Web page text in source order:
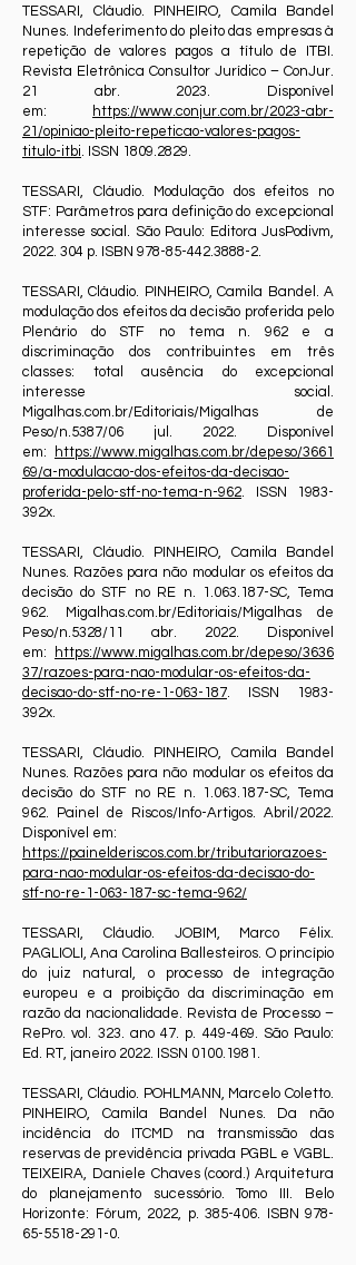
TESSARI, Cláudio. PINHEIRO, Camila Bandel
Nunes. Indeferimento do pleito das empresas à
repetição de valores pagos a título de ITBI.
Revista Eletrônica Consultor Jurídico – ConJur.
21 abr. 2023. Disponível
em:
https://www.conjur.com.br/2023-abr-
21/opiniao-pleito-repeticao-valores-pagos-
titulo-itbi. ISSN 1809.2829.
TESSARI, Cláudio. Modulação dos efeitos no
STF: Parâmetros para definição do excepcional
interesse social. São Paulo: Editora JusPodivm,
2022. 304 p. ISBN 978-85-442.3888-2.
TESSARI, Cláudio. PINHEIRO, Camila Bandel. A
modulação dos efeitos da decisão proferida pelo
Plenário do STF no tema n. 962 e a
discriminação dos contribuintes em três
classes: total ausência do excepcional
interesse social.
Migalhas.com.br/Editoriais/Migalhas de
Peso/n.5387/06 jul. 2022. Disponível
em:
https://www.migalhas.com.br/depeso/3661
69/a-modulacao-dos-efeitos-da-decisao-
proferida-pelo-stf-no-tema-n-962. ISSN 1983-
392x.
TESSARI, Cláudio. PINHEIRO, Camila Bandel
Nunes. Razões para não modular os efeitos da
decisão do STF no RE n.
1.063.187-SC, Tema
962. Migalhas.com.br/Editoriais/Migalhas de
Peso/n.5328/11 abr. 2022. Disponível
em:
https://www.migalhas.com.br/depeso/3636
37/razoes-para-nao-modular-os-efeitos-da-
decisao-do-stf-no-re-1-063-187. ISSN 1983-
392x.
TESSARI, Cláudio. PINHEIRO, Camila Bandel
Nunes. Razões para não modular os efeitos da
decisão do STF no RE n.
1.063.187-SC, Tema
962. Painel de Riscos/Info-Artigos. Abril/2022.
Disponível em:
https://painelderiscos.com.br/tributariorazoes-
para-nao-modular-os-efeitos-da-decisao-do-
stf-no-re-1-063-187-sc-tema-962/
TESSARI, Cláudio. JOBIM, Marco Félix.
PAGLIOLI, Ana Carolina Ballesteiros. O princípio
do juiz natural, o processo de integração
europeu e a proibição da discriminação em
razão da nacionalidade. Revista de Processo –
RePro. vol. 323. ano 47. p. 449-469. São Paulo:
Ed. RT, janeiro 2022. ISSN 0100.1981 .
TESSARI, Cláudio. POHLMANN, Marcelo Coletto.
PINHEIRO, Camila Bandel Nunes. Da não
incidência do ITCMD na transmissão das
reservas de previdência privada PGBL e VGBL.
TEIXEIRA, Daniele Chaves (coord.) Arquitetura
do planejamento sucessório. Tomo III. Belo
Horizonte: Fórum, 2022, p. 385-406. ISBN 978-
65-5518-291-0.